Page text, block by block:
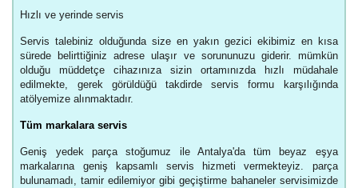
Hızlı ve yerinde servis
Servis talebiniz olduğunda size en yakın gezici ekibimiz en kısa
sürede belirttiğiniz adrese ulaşır ve sorununuzu giderir. mümkün
olduğu müddetçe cihazınıza sizin ortamınızda hızlı müdahale
edilmekte, gerek görüldüğü takdirde servis formu karşılığında
atölyemize alınmaktadır.
Tüm markalara servis
Geniş yedek parça stoğumuz ile Antalya'da tüm beyaz eşya
markalarına geniş kapsamlı servis hizmeti vermekteyiz. parça
bulunamadı, tamir edilemiyor gibi geçiştirme bahaneler servisimizde